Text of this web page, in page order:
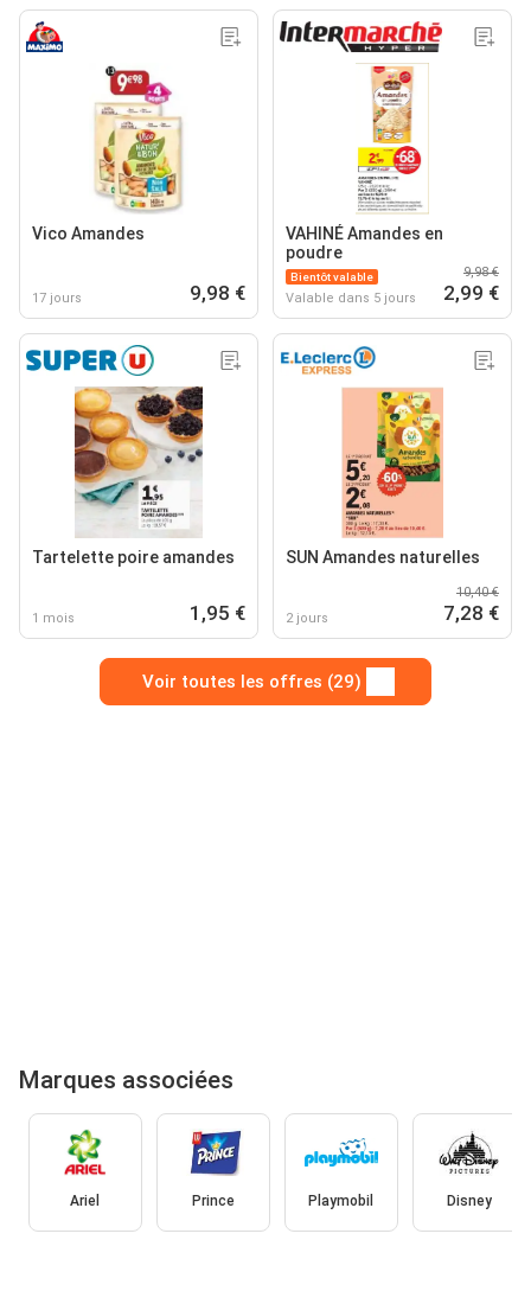
Vico Amandes
17 jours 9,98 €
VAHINÉ Amandes en
poudre
Bientôt valable
Valable dans 5 jours
9,98 €
2,99 €
Tartelette poire amandes
1 mois 1,95 €
SUN Amandes naturelles
2 jours
10,40 €
7,28 €
Voir toutes les offres (29)
Marques associées
Ariel Prince Playmobil Disney